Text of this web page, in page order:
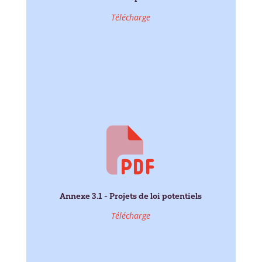
Télécharge
Annexe 3.1 - Projets de loi potentiels
Télécharge